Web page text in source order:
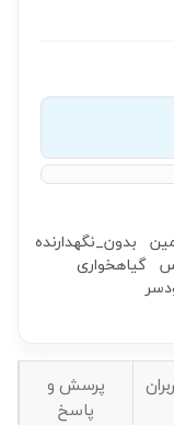
بدون_نگهدارنده
گیاهخواری
پرسش و
پاسخ